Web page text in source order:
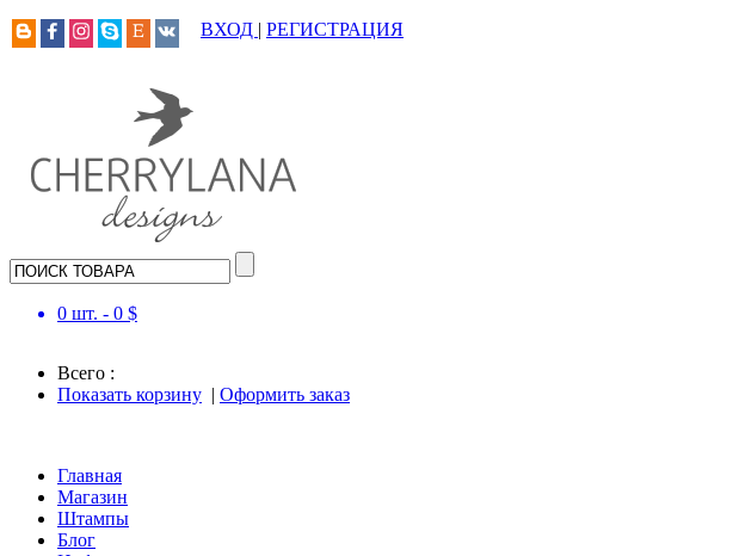
ВХОД | РЕГИСТРАЦИЯ
0 шт. - 0 $
Всего :
Показать корзину | Оформить заказ
Главная
Магазин
Штампы
Блог